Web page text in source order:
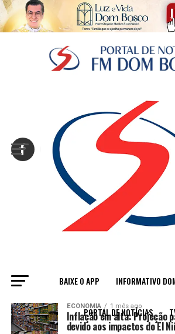
BAIXE O APP INFORMATIVO
PORTAL DE NOTÍCIAS
All posts tagged "mercado
ECONOMIA 1 mês ago
Inflação em alta: Projeção
devido aos impactos do El
Sair da versão